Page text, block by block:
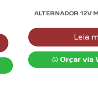
ALTERNADOR 12V
Leia
Orçar via